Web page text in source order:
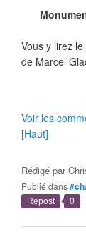
Vous y lirez
de Marcel
Voir les
[Haut]
Rédigé par
Publié dans
Repost 0